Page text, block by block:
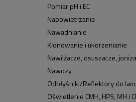
Pomiar pH i EC
Napowietrzanie
Nawadnianie
Klonowanie i ukorzenianie
Nawilżacze, osuszacze,
Nawozy
Odbłyśniki/Reflektory do
Oświetlenie CMH, HPS, MH i